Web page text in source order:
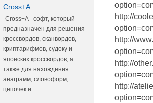
Cross+A
Cross+A - софт, который
предназначен для решения
кроссвордов, сканвордов,
криптарифмов, судоку и
японских кроссвордов, а
также для нахождения
анаграмм, словоформ,
цепочек и...
http://
http://
http://
http://